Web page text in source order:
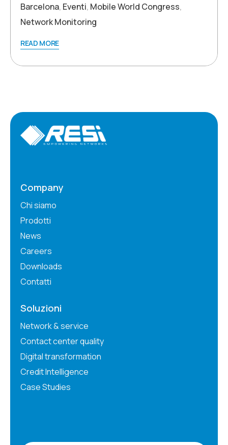
Barcelona, Eventi, Mobile World Congress,
Network Monitoring
READ MORE
Company
Chi siamo
Prodotti
News
Careers
Downloads
Contatti
Soluzioni
Network & service
Contact center quality
Digital transformation
Credit Intelligence
Case Studies